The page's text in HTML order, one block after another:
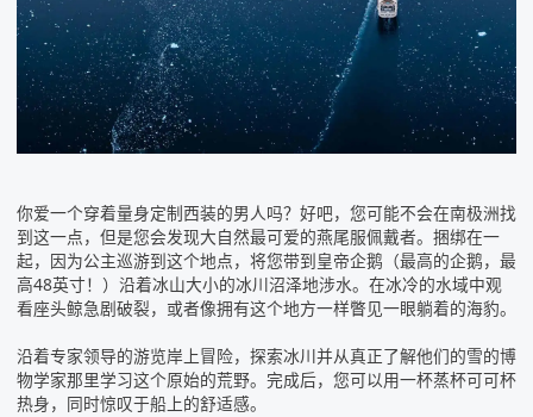
你爱一个穿着量身定制西装的男人吗？好吧，您可能不会在南极洲找
到这一点，但是您会发现大自然最可爱的燕尾服佩戴者。捆绑在一
起，因为公主巡游到这个地点，将您带到皇帝企鹅（最高的企鹅，最
高48英寸！）沿着冰山大小的冰川沼泽地涉水。在冰冷的水域中观
看座头鲸急剧破裂，或者像拥有这个地方一样瞥见一眼躺着的海豹。
沿着专家领导的游览岸上冒险，探索冰川并从真正了解他们的雪的博
物学家那里学习这个原始的荒野。完成后，您可以用一杯蒸杯可可杯
热身，同时惊叹于船上的舒适感。